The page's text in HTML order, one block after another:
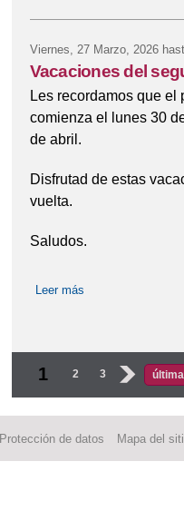
Viernes, 27 Marzo, 2026
Vacaciones del
Les recordamos que el
comienza el lunes 30
de abril.
Disfrutad de estas
vuelta.
Saludos.
Leer más
Páginas
1 2 3 › última
Protección de datos Mapa del